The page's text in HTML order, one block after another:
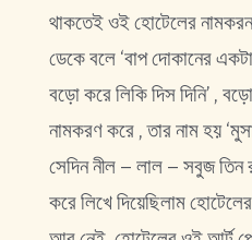
থাকতেই ওই হোটেলের
ডেকে বলে ‘বাপ দোকানের
বড়ো করে লিকি দিস দিনি’ ,
নামকরণ করে , তার নাম হয়
সেদিন নীল – লাল – সবুজ তিন
করে লিখে দিয়েছিলাম